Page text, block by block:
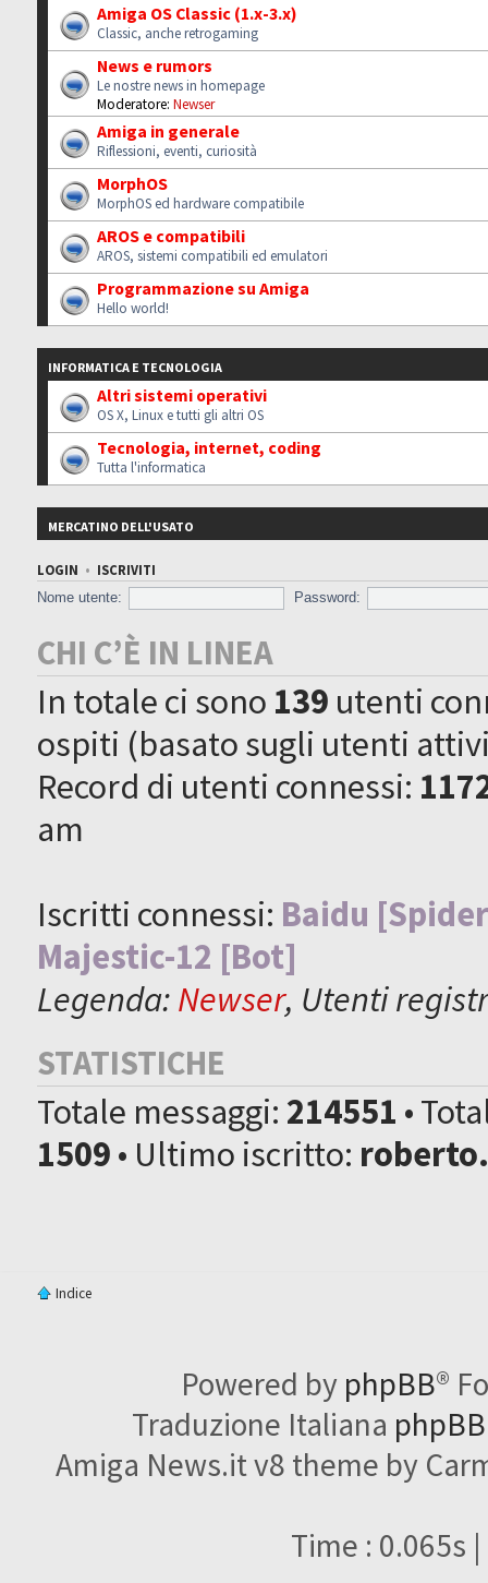
Amiga OS Classic (1.x-3.x)
Classic, anche retrogaming
News e rumors
Le nostre news in homepage
Moderatore: Newser
Amiga in generale
Riflessioni, eventi, curiosità
MorphOS
MorphOS ed hardware compatibile
AROS e compatibili
AROS, sistemi compatibili ed emulatori
Programmazione su Amiga
Hello world!
INFORMATICA E TECNOLOGIA
Altri sistemi operativi
OS X, Linux e tutti gli altri OS
Tecnologia, internet, coding
Tutta l'informatica
MERCATINO DELL'USATO
LOGIN • ISCRIVITI
Nome utente:
Password:
CHI C’È IN LINEA
In totale ci sono 139 utenti
ospiti (basato sugli utenti
Record di utenti connessi:
am
Iscritti connessi: Baidu
Majestic-12 [Bot]
Legenda:Newser, Utenti
STATISTICHE
Totale messaggi: 214551 •
1509• Ultimo iscritto:
Indice
Powered by phpBB®
Traduzione Italiana
Amiga News.it v8 theme by
Time : 0.065s